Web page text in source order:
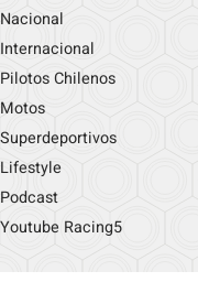
Nacional
Internacional
Pilotos Chilenos
Motos
Superdeportivos
Lifestyle
Podcast
Youtube Racing5